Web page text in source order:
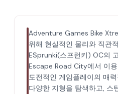
Adventure Games Bike
위해 현실적인 물리와 직관
ESprunki(스프런키) OC의
Escape Road City에서 이
도전적인 게임플레이의 매
다양한 지형을 탐색하고, 스